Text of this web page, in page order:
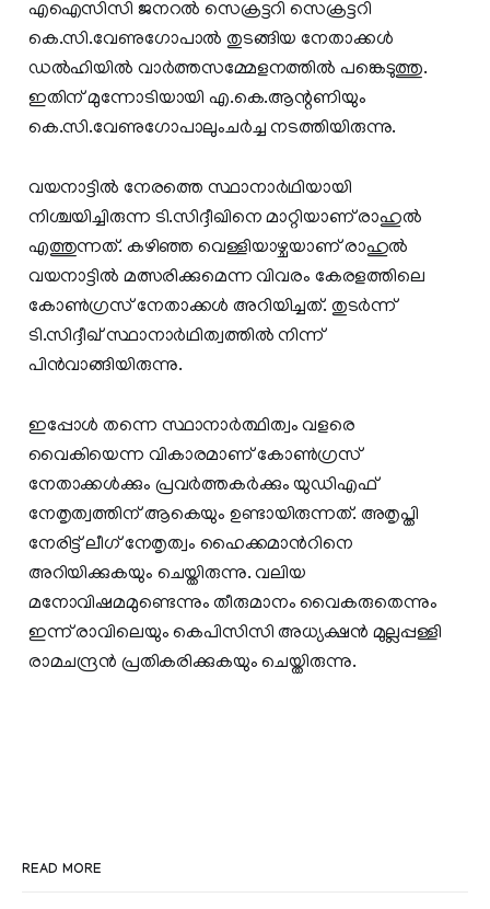
എഐസിസി ജനറല്‍ സെക്രട്ടറി സെക്രട്ടറി
കെ.സി.വേണുഗോപാല്‍ തുടങ്ങിയ നേതാക്കള്‍
ഡല്‍ഹിയില്‍ വാര്‍ത്തസമ്മേളനത്തില്‍ പങ്കെടുത്തു.
ഇതിന് മുന്നോടിയായി എ.കെ.ആന്റണിയും
കെ.സി.വേണുഗോപാലുംചർച്ച നടത്തിയിരുന്നു.
വയനാട്ടില്‍ നേരത്തെ സ്ഥാനാര്‍ഥിയായി
നിശ്ചയിച്ചിരുന്ന ടി.സിദ്ദീഖിനെ മാറ്റിയാണ് രാഹുല്‍
എത്തുന്നത്. കഴിഞ്ഞ വെള്ളിയാഴ്ചയാണ് രാഹുല്‍
വയനാട്ടില്‍ മത്സരിക്കുമെന്ന വിവരം കേരളത്തിലെ
കോണ്‍ഗ്രസ് നേതാക്കള്‍ അറിയിച്ചത്. തുടര്‍ന്ന്
ടി.സിദ്ദീഖ് സ്ഥാനാര്‍ഥിത്വത്തില്‍ നിന്ന്
പിന്‍വാങ്ങിയിരുന്നു.
ഇപ്പോൾ തന്നെ സ്ഥാനാര്‍ത്ഥിത്വം വളരെ
വൈകിയെന്ന വികാരമാണ് കോൺഗ്രസ്
നേതാക്കൾക്കും പ്രവര്‍ത്തകര്‍ക്കും യുഡിഎഫ്
നേതൃത്വത്തിന് ആകെയും ഉണ്ടായിരുന്നത്. അതൃപ്തി
നേരിട്ട് ലീഗ് നേതൃത്വം ഹൈക്കമാന്‍റിനെ
അറിയിക്കുകയും ചെയ്തിരുന്നു. വലിയ
മനോവിഷമമുണ്ടെന്നും തീരുമാനം വൈകരുതെന്നും
ഇന്ന് രാവിലെയും കെപിസിസി അധ്യക്ഷൻ മുല്ലപ്പള്ളി
രാമചന്ദ്രൻ പ്രതികരിക്കുകയും ചെയ്തിരുന്നു.
READ MORE